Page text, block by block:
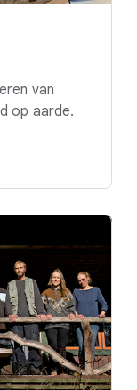
van
op aarde.